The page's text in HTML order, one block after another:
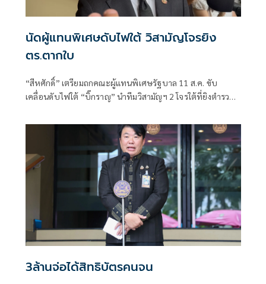
นัดผู้แทนพิเศษดับไฟใต้ วิสามัญโจรยิง
ตร.ตากใบ
“สีหศักดิ์”​ เตรียมถกคณะผู้แทน​พิเศษรัฐบาล​ 11 ส.ค. ขับ
เคลื่อนดับไฟใต้​ “บิ๊กราญ” นำทีมวิสามัญฯ 2 โจรใต้ที่ยิงตำรวจ
3ล้านจ่อได้สิทธิบัตรคนจน